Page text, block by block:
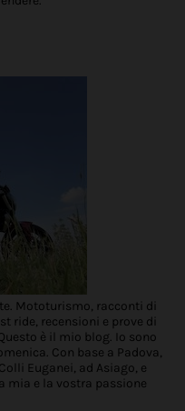
Mototurismo, racconti di
ride, recensioni e prove di
è il mio blog. Io sono
Con base a Padova,
Euganei, ad Asiago, e
mia e la vostra passione